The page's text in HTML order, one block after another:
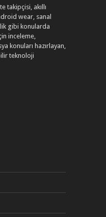
takipçisi, akıllı
wear, sanal
gibi konularda
inceleme,
konuları hazırlayan,
teknoloji